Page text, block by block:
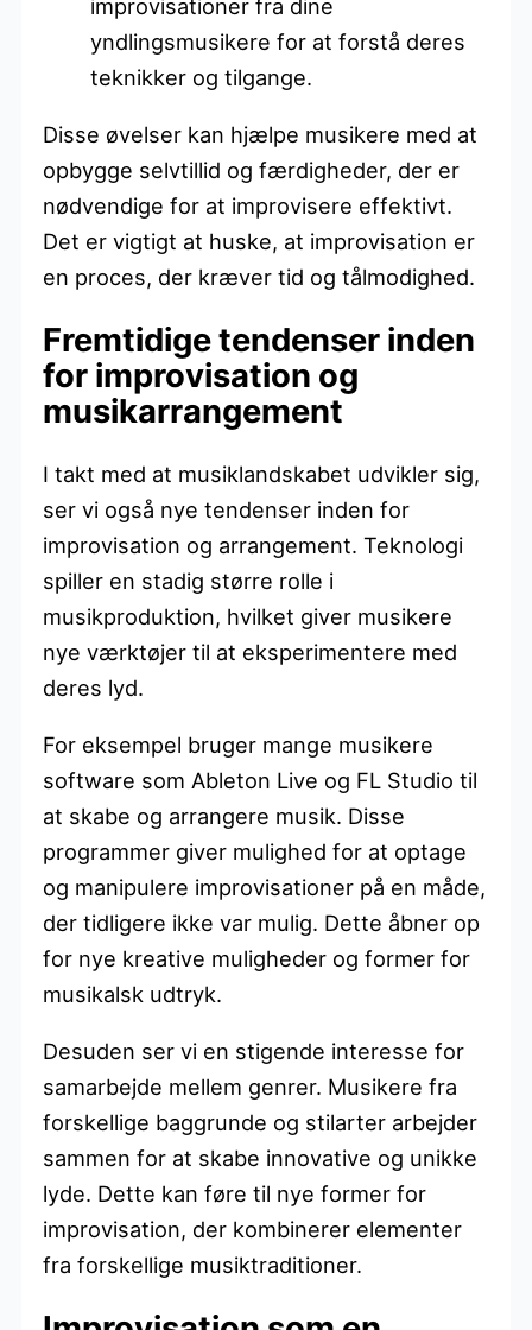
improvisationer fra dine
yndlingsmusikere for at forstå deres
teknikker og tilgange.
Disse øvelser kan hjælpe musikere med at
opbygge selvtillid og færdigheder, der er
nødvendige for at improvisere effektivt.
Det er vigtigt at huske, at improvisation er
en proces, der kræver tid og tålmodighed.
Fremtidige tendenser inden
for improvisation og
musikarrangement
I takt med at musiklandskabet udvikler sig,
ser vi også nye tendenser inden for
improvisation og arrangement. Teknologi
spiller en stadig større rolle i
musikproduktion, hvilket giver musikere
nye værktøjer til at eksperimentere med
deres lyd.
For eksempel bruger mange musikere
software som Ableton Live og FL Studio til
at skabe og arrangere musik. Disse
programmer giver mulighed for at optage
og manipulere improvisationer på en måde,
der tidligere ikke var mulig. Dette åbner op
for nye kreative muligheder og former for
musikalsk udtryk.
Desuden ser vi en stigende interesse for
samarbejde mellem genrer. Musikere fra
forskellige baggrunde og stilarter arbejder
sammen for at skabe innovative og unikke
lyde. Dette kan føre til nye former for
improvisation, der kombinerer elementer
fra forskellige musiktraditioner.